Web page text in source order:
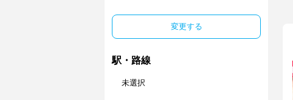
変更する
駅・路線
未選択